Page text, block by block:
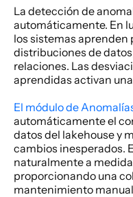
La detección de
automáticamente. En
los sistemas aprenden
distribuciones de
relaciones. Las
aprendidas activan
El módulo de
automáticamente el
datos del lakehouse y
cambios inesperados.
naturalmente a
proporcionando una
mantenimiento